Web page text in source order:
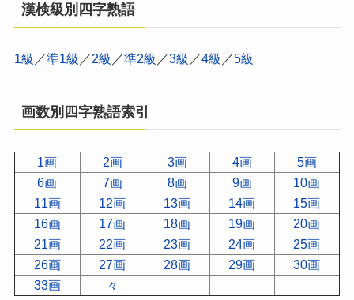
漢検級別四字熟語
1級 ／準1級 ／2級 ／準2級 ／3級 ／4級 ／5級
画数別四字熟語索引
1画 2画 3画 4画
5画
6画
7画 8画 9画
10画
11画
12画 13画 14画
15画
16画
17画 18画 19画
20画
21画
22画 23画 24画
25画
26画
27画 28画 29画
30画
33画
々